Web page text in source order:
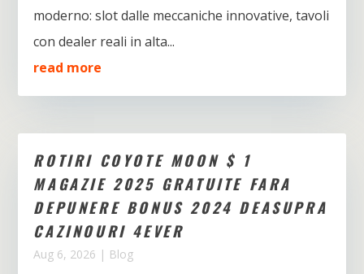
moderno: slot dalle meccaniche innovative, tavoli
con dealer reali in alta...
read more
ROTIRI COYOTE MOON $ 1
MAGAZIE 2025 GRATUITE FARA
DEPUNERE BONUS 2024 DEASUPRA
CAZINOURI 4EVER
Aug 6, 2026 | Blog